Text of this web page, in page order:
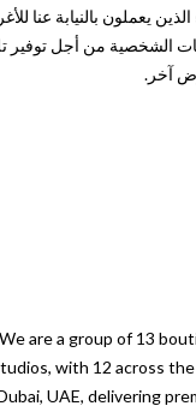
الذين يعملون بالنيابة
الشخصية من أجل توفير
آخر.
We are a group of 13
with 12 across the
UAE, delivering